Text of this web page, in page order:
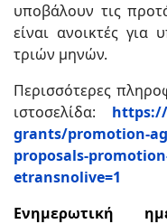
υποβάλουν τις
είναι ανοικτές για
τριών μηνών.
Περισσότερες
ιστοσελίδα:
grants/promotion-
proposals-
etransnolive=1
Ενημερωτική